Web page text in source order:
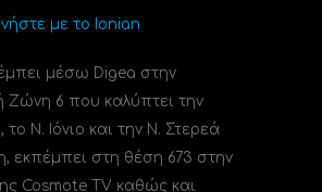
με το Ionian
μέσω Digea στην
Ζώνη 6 που καλύπτει την
το N. Ιόνιο και την Ν. Στερεά
εκπέμπει στη θέση 673 στην
Cosmote TV καθώς και